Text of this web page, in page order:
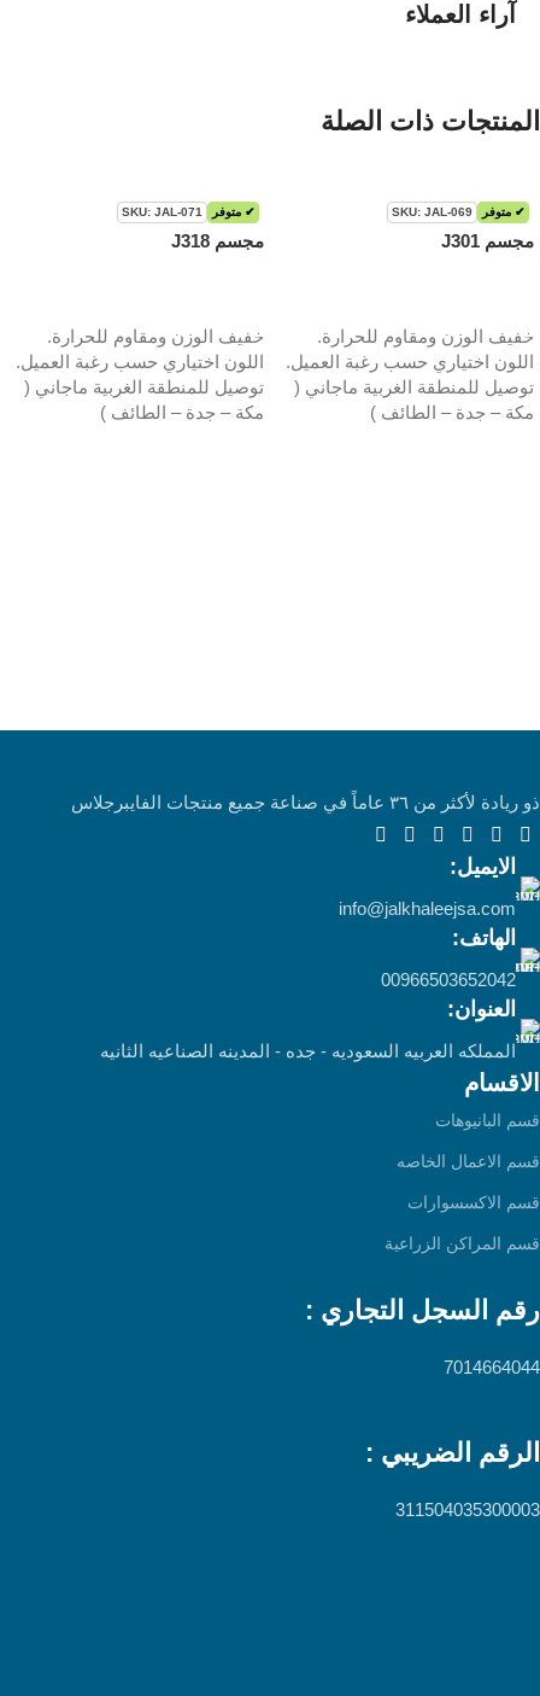
آراء العملاء
المنتجات ذات الصلة
✔ متوفر SKU: JAL-069
مجسم J301
خفيف الوزن ومقاوم للحرارة.
اللون اختياري حسب رغبة العميل.
توصيل للمنطقة الغربية ماجاني (
مكة – جدة – الطائف )
✔ متوفر SKU: JAL-071
مجسم J318
خفيف الوزن ومقاوم للحرارة.
اللون اختياري حسب رغبة العميل.
توصيل للمنطقة الغربية ماجاني (
مكة – جدة – الطائف )
ذو ريادة لأكثر من ٣٦ عاماً في صناعة جميع منتجات الفايبرجلاس
الايميل:
info@jalkhaleejsa.com
الهاتف:
00966503652042
العنوان:
المملكه العربيه السعوديه - جده - المدينه الصناعيه الثانيه
الاقسام
قسم البانيوهات
قسم الاعمال الخاصه
قسم الاكسسوارات
قسم المراكن الزراعية
رقم السجل التجاري :
7014664044
الرقم الضريبي :
311504035300003